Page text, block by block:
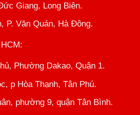
Giang, Long Biên.
P. Văn Quán, Hà Đông.
:
Phường Dakao, Quận 1.
p Hòa Thạnh, Tân Phú.
phường 9, quận Tân Bình.